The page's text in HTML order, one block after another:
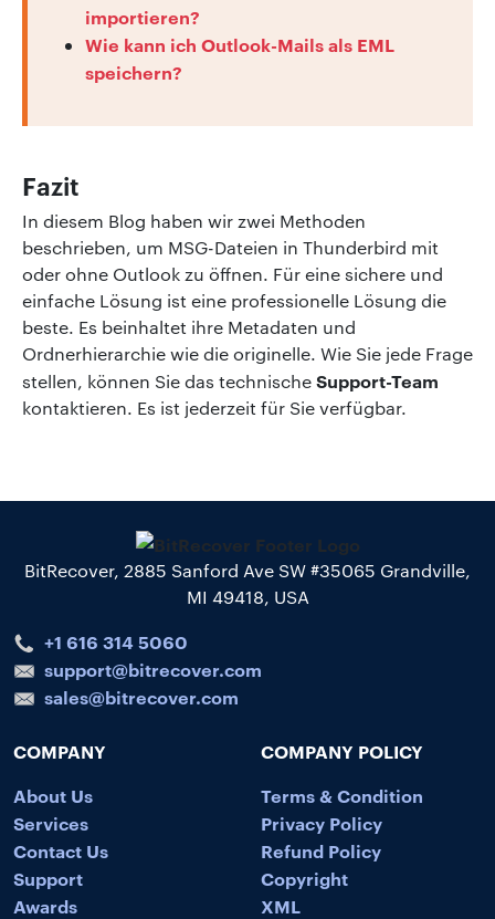
importieren?
Wie kann ich Outlook-Mails als EML
speichern?
Fazit
In diesem Blog haben wir zwei Methoden
beschrieben, um MSG-Dateien in Thunderbird mit
oder ohne Outlook zu öffnen. Für eine sichere und
einfache Lösung ist eine professionelle Lösung die
beste. Es beinhaltet ihre Metadaten und
Ordnerhierarchie wie die originelle. Wie Sie jede Frage
stellen, können Sie das technischeSupport-Team
kontaktieren. Es ist jederzeit für Sie verfügbar.
BitRecover, 2885 Sanford Ave SW #35065 Grandville,
MI 49418, USA
+1 616 314 5060
support@bitrecover.com
sales@bitrecover.com
COMPANY
About Us
Services
Contact Us
Support
Awards
COMPANY POLICY
Terms & Condition
Privacy Policy
Refund Policy
Copyright
XML